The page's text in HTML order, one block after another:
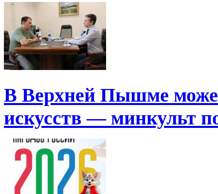
В Верхней Пышме
искусств — минкульт